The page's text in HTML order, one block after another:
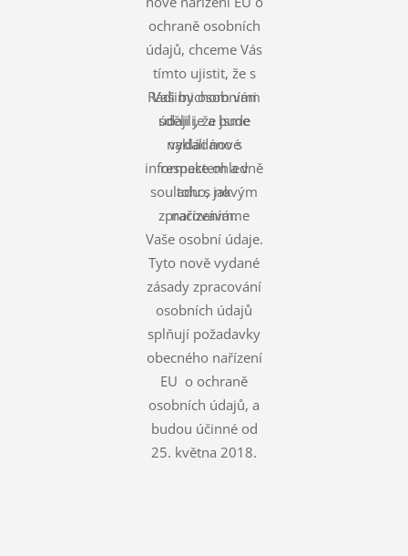
ochraně osobních
údajů, chceme Vás
tímto ujistit, že s
Vašimi osobními
údaji je a bude
nakládáno s
respektem a v
souladu s novým
nařízením.
Rádi bychom vám
sdělili, že jsme
vydali nové
informace ohledně
toho, jak
zpracováváme
Vaše osobní údaje.
Tyto nově vydané
zásady zpracování
osobních údajů
splňují požadavky
obecného nařízení
EU o ochraně
osobních údajů, a
budou účinné od
25. května 2018.